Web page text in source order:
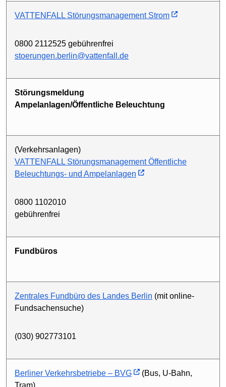
VATTENFALL Störungsmanagement Strom
0800 2112525 gebührenfrei
stoerungen.berlin@vattenfall.de
Störungsmeldung
Ampelanlagen/Öffentliche Beleuchtung
(Verkehrsanlagen)
VATTENFALL Störungsmanagement Öffentliche
Beleuchtungs- und Ampelanlagen
0800 1102010
gebührenfrei
Fundbüros
Zentrales Fundbüro des Landes Berlin (mit online-
Fundsachensuche)
(030) 902773101
Berliner Verkehrsbetriebe – BVG
(Bus, U-Bahn,
Tram)